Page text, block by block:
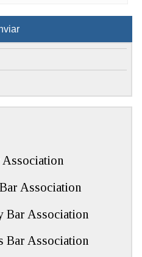
Association
Bar Association
Bar Association